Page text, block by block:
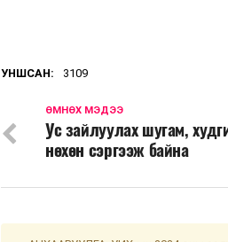
УНШСАН: 3109
ӨМНӨХ МЭДЭЭ
Ус зайлуулах шугам,
нөхөн сэргээж байна